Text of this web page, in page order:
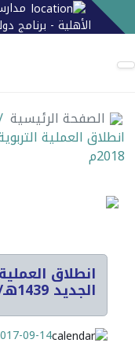
الأهلية - برنامج
الصفحة الرئيسية
2018م
انطلاق
الجديد 1439هـ/ 2018م
09-14